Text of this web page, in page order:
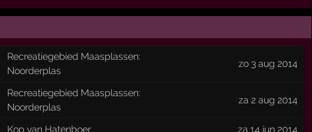
Recreatiegebied Maasplassen:
Noorderplas
zo 3 aug 2014
Recreatiegebied Maasplassen:
Noorderplas
za 2 aug 2014
Kop van Hatenboer
za 14 jun 2014